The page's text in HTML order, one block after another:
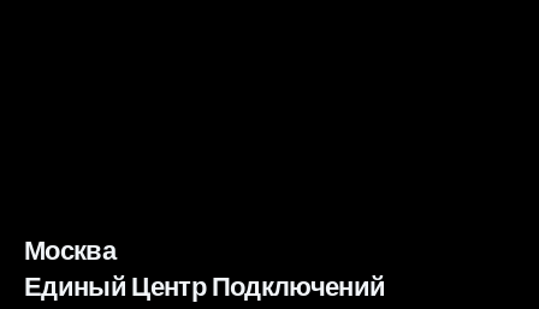
Москва
Единый Центр Подключений